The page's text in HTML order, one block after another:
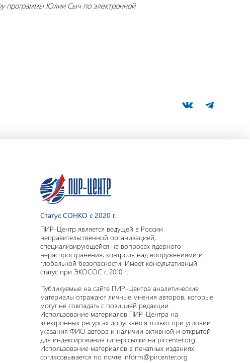
программы Юлии Сыч по электронной
Статус СОНКО с 2020 г.
ПИР-Центр является ведущей в России
неправительственной организацией,
специализирующейся на вопросах ядерного
нераспространения, контроля над вооружениями и
глобальной безопасности. Имеет консультативный
статус при ЭКОСОС с 2010 г.
Публикуемые на сайте ПИР-Центра аналитические
материалы отражают личные мнения авторов, которые
могут не совпадать с позицией редакции.
Использование материалов ПИР-Центра на
электронных ресурсах допускается только при условии
указания ФИО автора и наличии активной и открытой
для индексирования гиперссылки на pircenter.org.
Использование материалов в печатных изданиях
согласовывается по почте inform@pircenter.org